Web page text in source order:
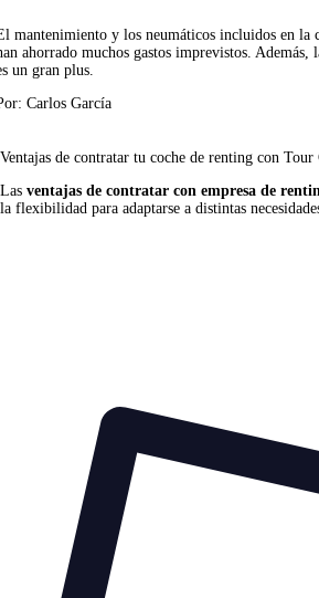
y los neumáticos incluidos en la
ahorrado muchos gastos imprevistos. Además, la
gran plus.
Carlos García
Ventajas de contratar tu coche de renting con Tour
Las ventajas de contratar con empresa de
la flexibilidad para adaptarse a distintas